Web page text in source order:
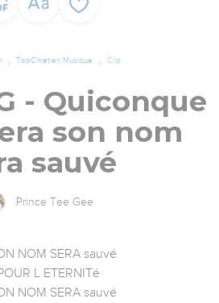
TopChrétien Musique Clip
- Quiconque
son nom
sauvé
Prince Tee Gee
NOM SERA sauvé
L ETERNITé
NOM SERA sauvé